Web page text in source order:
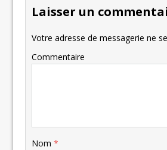
Laisser un
Votre adresse de messagerie ne
Commentaire
Nom*